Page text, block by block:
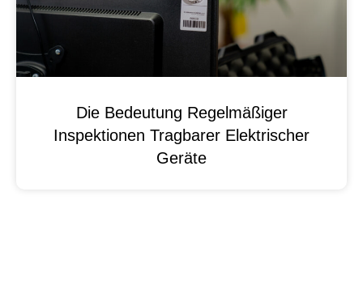
Die Bedeutung Regelmäßiger
Inspektionen Tragbarer Elektrischer
Geräte